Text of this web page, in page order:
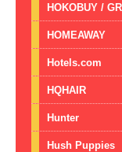
HOKOBUY /
HOMEAWAY
Hotels.com
HQHAIR
Hunter
Hush Puppies